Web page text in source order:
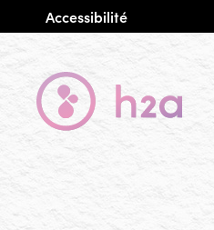
Accessibilité